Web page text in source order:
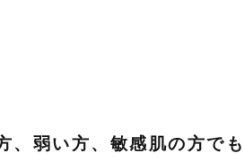
弱い方、敏感肌の方でも